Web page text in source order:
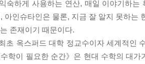
숙하게 사용하는 연산, 매일 이야기하
아인슈타인은 물론, 지금 잘 알지 못하는
는 존재이기 때문이다.
초 옥스퍼드 대학 정교수이자 세계적인
학이 필요한 순간》은 현대 수학의 대